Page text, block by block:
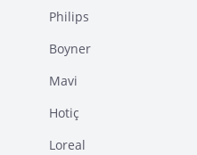
Philips
Boyner
Mavi
Hotiç
Loreal